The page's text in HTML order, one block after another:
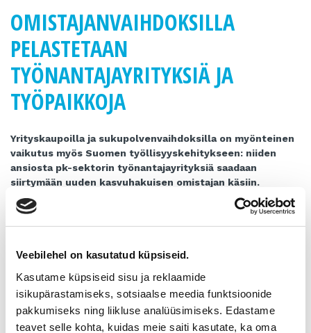
Veebilehel on kasutatud küpsiseid.
Kasutame küpsiseid sisu ja reklaamide
isikupärastamiseks, sotsiaalse meedia funktsioonide
pakkumiseks ning liikluse analüüsimiseks. Edastame
teavet selle kohta, kuidas meie saiti kasutate, ka oma
OMISTAJANVAIHDOKSILLA
PELASTETAAN
TYÖNANTAJAYRITYKSIÄ JA
TYÖPAIKKOJA
Yrityskaupoilla ja sukupolvenvaihdoksilla on myönteinen
vaikutus myös Suomen työllisyyskehitykseen: niiden
ansiosta pk-sektorin työnantajayrityksiä saadaan
siirtymään uuden kasvuhakuisen omistajan käsiin.
Samalla vauhditetaan myös keskisuurista yrityksistä
koostuvan Mittelstand-sektorin vahvistumista
Suomessa, kirjoittaa Omistajavaihdosfoorumin
työnantajayrityskatsauksen, joka perustuu Tilastokeskuksen
yritysten rakenne- ja tilinpäätöstilastoihin. EK:n katsauksissa
työnantajayrityksinä pidetään niitä, jotka henkilötyövuosina
mitattuna työllistävät yrittäjän lisäksi ainakin yhden henkilön.